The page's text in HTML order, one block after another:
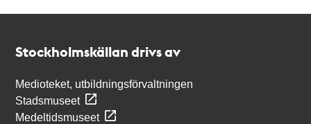
Stockholmskällan drivs av
Medioteket, utbildningsförvaltningen
Stadsmuseet
Medeltidsmuseet